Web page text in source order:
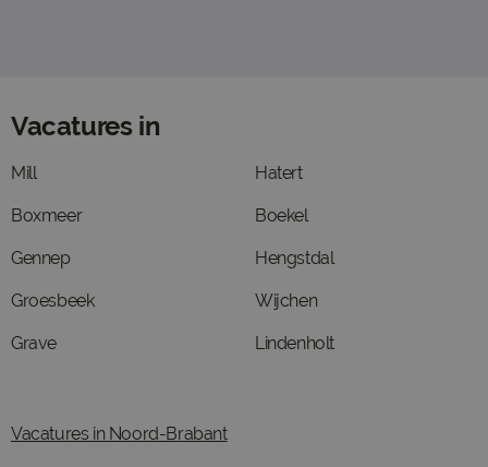
Vacatures in
Mill
Boxmeer
Gennep
Groesbeek
Grave
Hatert
Boekel
Hengstdal
Wijchen
Lindenholt
Vacatures in Noord-Brabant